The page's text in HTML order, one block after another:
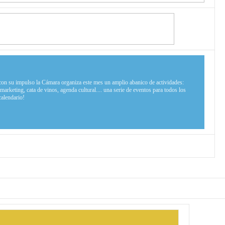
su impulso la Cámara organiza este mes un amplio abanico de actividades:
cata de vinos, agenda cultural.... una serie de eventos para todos los